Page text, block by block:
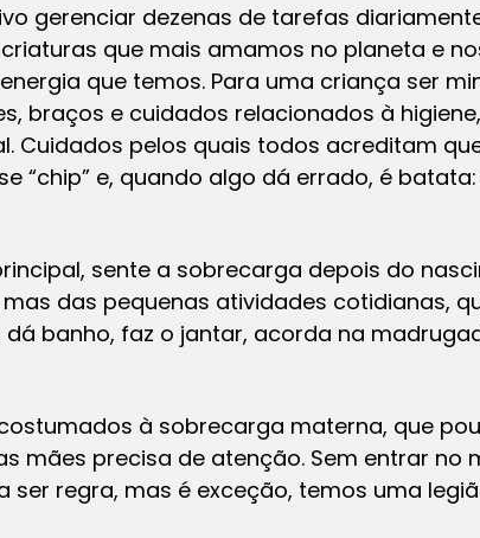
gerenciar dezenas de tarefas
que mais amamos no planeta e
que temos. Para uma criança ser
braços e cuidados relacionados à
Cuidados pelos quais todos acreditam
“chip” e, quando algo dá errado, é batata:
sente a sobrecarga depois do
das pequenas atividades cotidianas,
dá banho, faz o jantar, acorda na
à sobrecarga materna, que
mães precisa de atenção. Sem entrar no
ser regra, mas é exceção, temos uma